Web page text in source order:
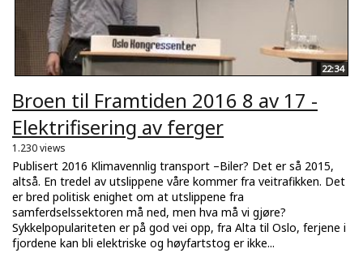
22:34
Broen til Framtiden 2016 8 av 17 -
Elektrifisering av ferger
1.230 views
Publisert 2016 Klimavennlig transport –Biler? Det er så 2015,
altså. En tredel av utslippene våre kommer fra veitrafikken. Det
er bred politisk enighet om at utslippene fra
samferdselssektoren må ned, men hva må vi gjøre?
Sykkelpopulariteten er på god vei opp, fra Alta til Oslo, ferjene i
fjordene kan bli elektriske og høyfartstog er ikke...